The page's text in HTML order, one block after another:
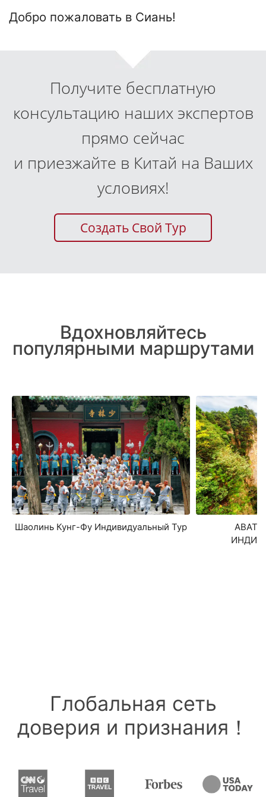
Добро пожаловать в Сиань!
Получите бесплатную
консультацию наших экспертов
прямо сейчас
и приезжайте в Китай на Ваших
условиях!
Создать Свой Тур
Вдохновляйтесь
популярными маршрутами
Шаолинь Кунг-Фу Индивидуальный Тур
Глобальная сеть
доверия и признания！